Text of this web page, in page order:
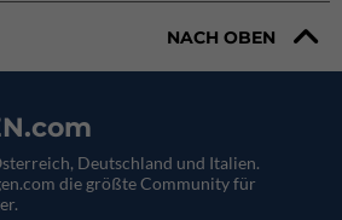
NACH OBEN
Deutschland und Italien.
die größte Community für